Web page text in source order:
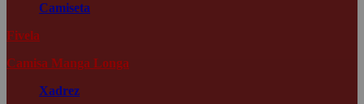
Camiseta
Fivela
Camisa Manga Longa
Xadrez